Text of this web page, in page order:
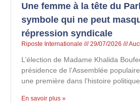
Une femme à la tête du
symbole qui ne peut
répression syndicale
Riposte Internationale 29/07/2026
L’élection de Madame Khalida
présidence de l’Assemblée
une première dans l’histoire
En savoir plus »